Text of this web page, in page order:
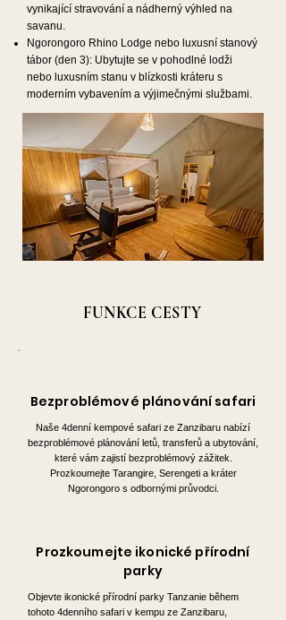
vynikající stravování a nádherný výhled na
savanu.
Ngorongoro Rhino Lodge nebo luxusní stanový
tábor (den 3): Ubytujte se v pohodlné lodži
nebo luxusním stanu v blízkosti kráteru s
moderním vybavením a výjimečnými službami.
FUNKCE CESTY
Bezproblémové plánování safari
Naše 4denní kempové safari ze Zanzibaru nabízí
bezproblémové plánování letů, transferů a ubytování,
které vám zajistí bezproblémový zážitek.
Prozkoumejte Tarangire, Serengeti a kráter
Ngorongoro s odbornými průvodci.
Prozkoumejte ikonické přírodní
parky
Objevte ikonické přírodní parky Tanzanie během
tohoto 4denního safari v kempu ze Zanzibaru,